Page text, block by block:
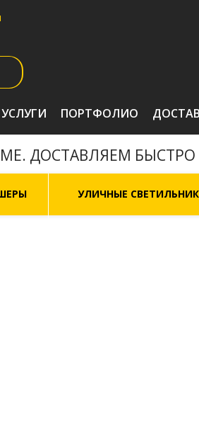
УСЛУГИ ПОРТФОЛИО
ДОСТАВЛЯЕМ БЫСТРО
УЛИЧНЫЕ